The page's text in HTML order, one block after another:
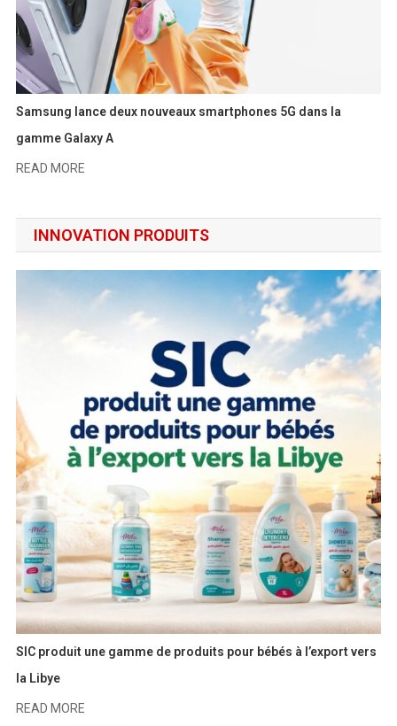
Samsung lance deux nouveaux smartphones 5G dans la
gamme Galaxy A
READ MORE
INNOVATION PRODUITS
SIC produit une gamme de produits pour bébés à l’export vers
la Libye
READ MORE